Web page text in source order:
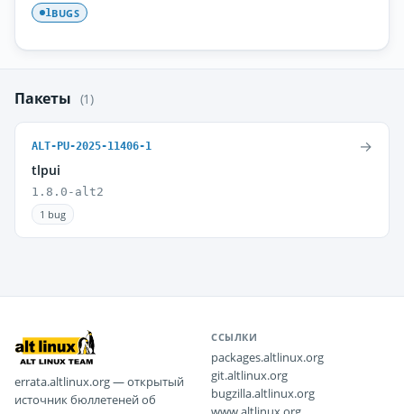
1BUGS
Пакеты (1)
ALT-PU-2025-11406-1
tlpui
1.8.0-alt2
1 bug
→
errata.altlinux.org — открытый
источник бюллетеней об
ССЫЛКИ
packages.altlinux.org
git.altlinux.org
bugzilla.altlinux.org